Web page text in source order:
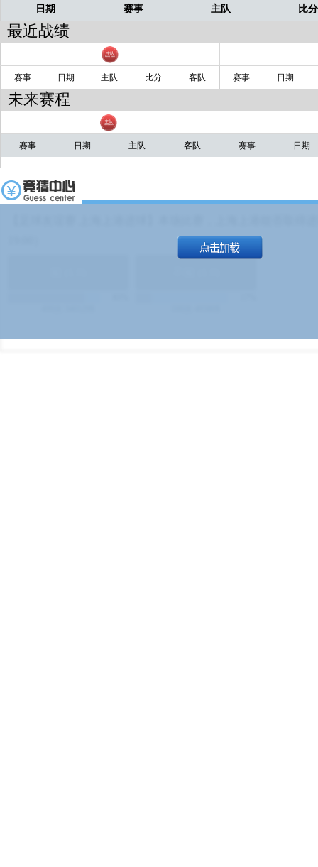
日期 赛事 主队 比分
最近战绩
赛事 日期 主队 比分 客队 赛事 日期
未来赛程
赛事 日期 主队 客队 赛事 日期